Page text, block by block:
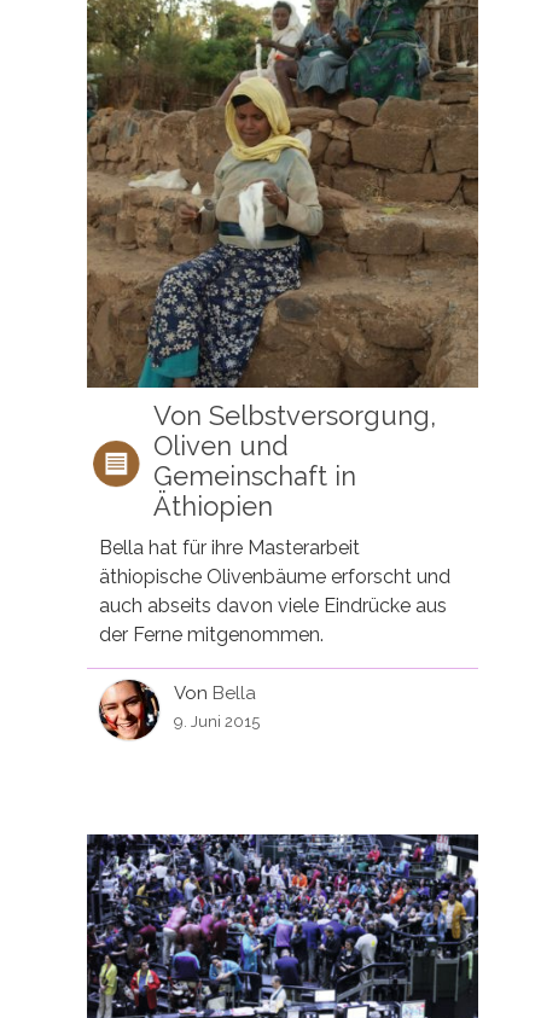
Von Selbstversorgung,
Oliven und
Gemeinschaft in
Äthiopien
Bella hat für ihre Masterarbeit
äthiopische Olivenbäume erforscht und
auch abseits davon viele Eindrücke aus
der Ferne mitgenommen.
Von Bella
9. Juni 2015